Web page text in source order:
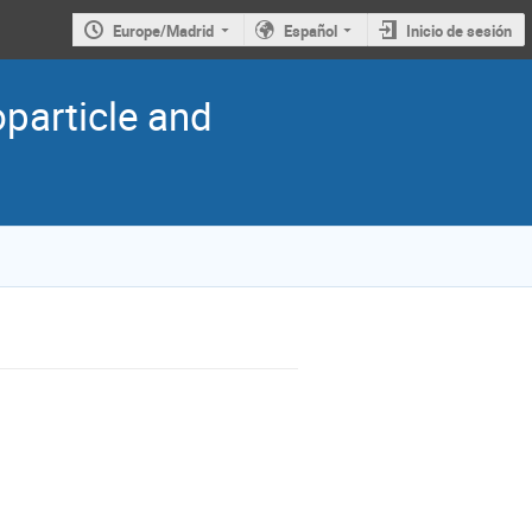
Europe/Madrid Español Inicio de sesión
and